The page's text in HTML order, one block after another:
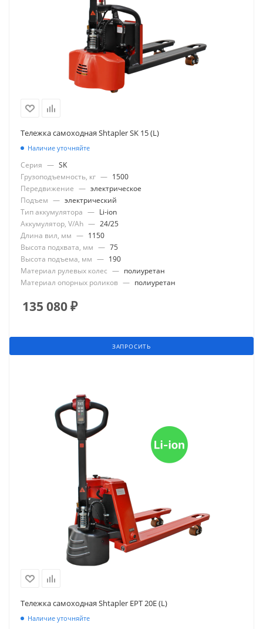
Тележка самоходная Shtapler SK 15 (L)
Наличие уточняйте
Серия — SK
Грузоподъемность, кг — 1500
Передвижение — электрическое
Подъем — электрический
Тип аккумулятора — Li-ion
Аккумулятор, V/Ah — 24/25
Длина вил, мм — 1150
Высота подхвата, мм — 75
Высота подъема, мм — 190
Материал рулевых колес — полиуретан
Материал опорных роликов — полиуретан
135 080₽
ЗАПРОСИТЬ
Тележка самоходная Shtapler EPT 20E (L)
Наличие уточняйте